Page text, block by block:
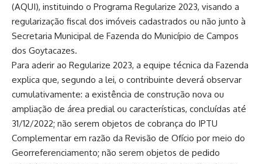
(AQUI), instituindo o Programa Regularize 2023, visando a
regularização fiscal dos imóveis cadastrados ou não junto à
Secretaria Municipal de Fazenda do Município de Campos
dos Goytacazes.
Para aderir ao Regularize 2023, a equipe técnica da Fazenda
explica que, segundo a lei, o contribuinte deverá observar
cumulativamente: a existência de construção nova ou
ampliação de área predial ou características, concluídas até
31/12/2022; não serem objetos de cobrança do IPTU
Complementar em razão da Revisão de Ofício por meio do
Georreferenciamento; não serem objetos de pedido